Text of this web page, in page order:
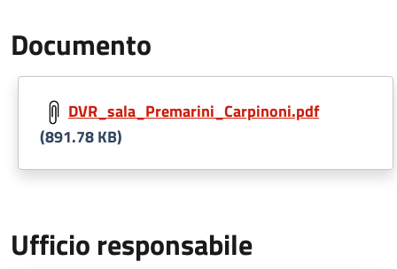
Documento
DVR_sala_Premarini_Carpinoni.pdf
(891.78 KB)
Ufficio responsabile